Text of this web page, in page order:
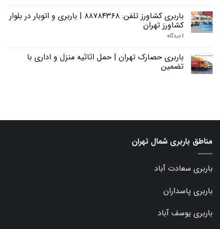
باربری کشاورز تلفن: ۸۸۷۸۴۳۶۸ | باربری و اتوبار در بلوار
کشاورز تهران
۱دیدگاه
باربری حصارک تهران | حمل اثاثیه منزل و اداری با
تضمین
مناطق باربری شمال تهران
باربری سعادت آباد
باربری پاسداران
باربری یوسف آباد